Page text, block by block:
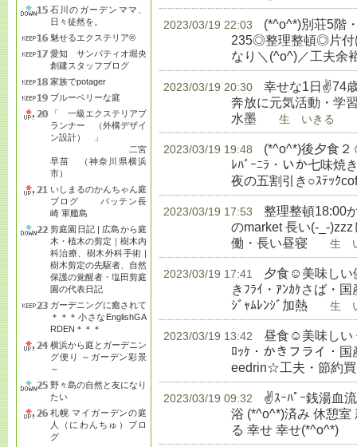
石川のガーデンママ、
日々徒然を。
魅せるエクステリア®
愛知 サンパティオ堀央
創建スタッフブログ
家族でpotager
ブルーベリーな庭
「 一級エクステリアプ
ランナー （外構デザイ
ン設計） 」
二宮
早苗 （神奈川県横浜
市）
いしまるのかんちゃん庭
ブログ バッテン長
崎 軍艦島
剪庭園日記 | 広島から庭
木・植木の剪定｜樹木内
科治療、樹木外科手術 |
樹木剪定の先駆者、自然
保護の覚醒者・塩田剪庭
園の代表日記
ガーデニングに癒されて
＊＊＊小さなEnglishGA
RDEN＊＊＊
横浜から庭とガーデニン
グ便り ～ガーデン彩景
～
野々島の自然と友になり
たい
札幌 マイガーデンの庭
人（にわんちゅ）ブロ
グ
2023/03/19 22:03
(*^o^*)別荘5階
235◎整理整頓◎片付
なり＼(^o^)／工夫余
2023/03/19 20:30
幸せな1日✌74
奔放に元気活動・学
水墨 生 いきる
2023/03/19 19:48
(*^o^*)後夕食
ﾚﾊﾞｰﾆﾗ・いか七味焼
夜の五割引き○ｽﾃｯｸ
2023/03/19 17:53
整理整頓18:00
のmarket 長い(-_-
働・長い昼寝 生 い
2023/03/19 17:41
夕食☺美味しい
きﾌﾗｲ・ｱﾝｶｹさば・
ｼﾞｬﾑﾚﾝｼﾞ加熱 生 い
2023/03/19 13:42
昼食☺美味しい
ﾛｯｹ・かきフライ・国
eedrin☆工夫・節約買
2023/03/19 09:32
✌ｽｰﾊﾟｰ銭湯血
浴 (*^o^*)済み 休憩室
る 幸せ 幸せ(*^o^*)